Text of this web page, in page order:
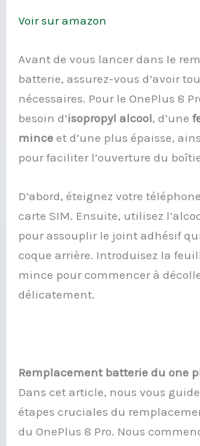
Voir sur amazon
Avant de vous lancer dans le
batterie, assurez-vous d’avoir
nécessaires. Pour le OnePlus 8
besoin d’isopropyl alcool, d’une
mince et d’une plus épaisse,
pour faciliter l’ouverture du
D’abord, éteignez votre
carte SIM. Ensuite, utilisez
pour assouplir le joint adhésif
coque arrière. Introduisez la
mince pour commencer à
délicatement.
Remplacement batterie du one
Dans cet article, nous vous
étapes cruciales du
du OnePlus 8 Pro. Nous